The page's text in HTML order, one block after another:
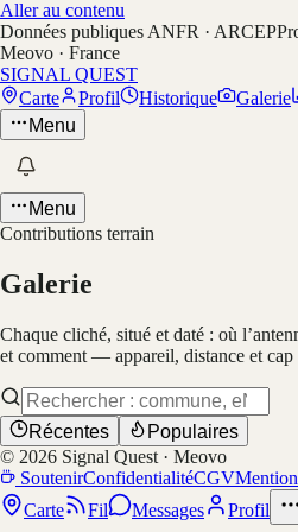
Aller au contenu
Données publiques ANFR · ARCEP
Meovo · France
SIGNAL QUEST
Carte
Profil Historique Galerie
Menu
Menu
Contributions terrain
Galerie
Chaque cliché, situé et daté : où
et comment — appareil, distance et cap
Récentes
Populaires
© 2026 Signal Quest · Meovo
SoutenirConfidentialitéCGV
Carte
Fil Messages Profil